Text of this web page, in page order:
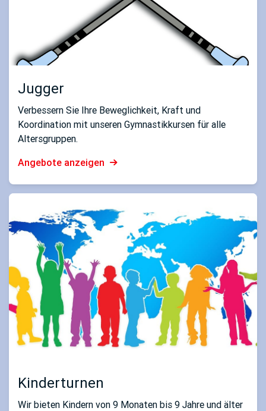
Jugger
Verbessern Sie Ihre Beweglichkeit, Kraft und
Koordination mit unseren Gymnastikkursen für alle
Altersgruppen.
Angebote anzeigen
Kinderturnen
Wir bieten Kindern von 9 Monaten bis 9 Jahre und älter